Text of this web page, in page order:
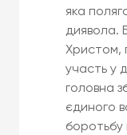
яка
диявола.
Христом,
участь у
головна
єдиного
боротьбу